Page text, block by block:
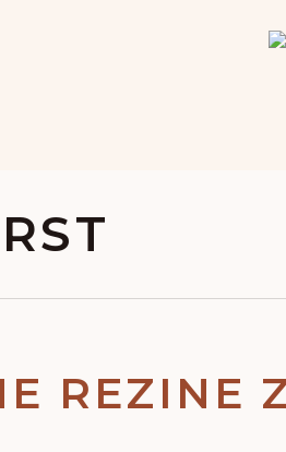
REZINE